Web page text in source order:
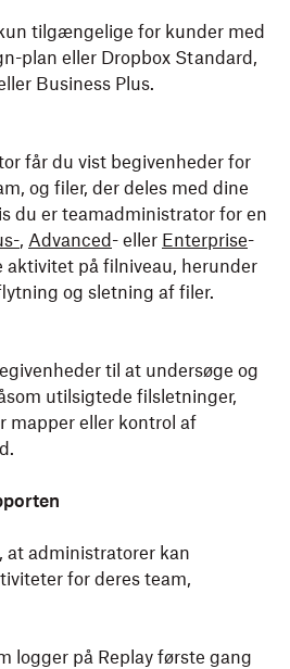
tilgængelige for kunder med
plan eller Dropbox Standard,
Business Plus.
får du vist begivenheder for
og filer, der deles med dine
du er teamadministrator for en
, Advanced - eller Enterprise-
aktivitet på filniveau, herunder
og sletning af filer.
til at undersøge og
utilsigtede filsletninger,
mapper eller kontrol af
at administratorer kan
for deres team,
logger på Replay første gang